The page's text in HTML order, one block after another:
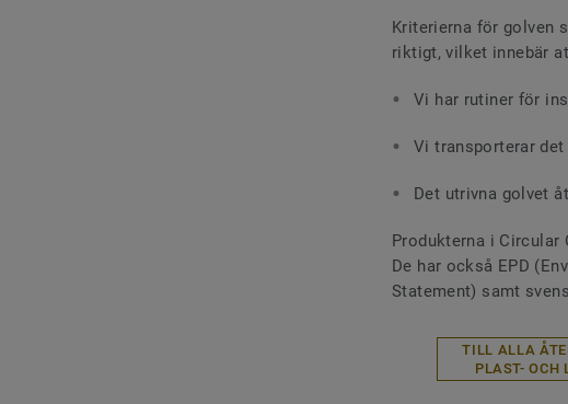
Kriterierna för golven
riktigt, vilket innebär
Vi har rutiner för
Vi transporterar
Det utrivna golvet
Produkterna i
De har också EPD
Statement) samt
TILL ALLA
PLAST- OCH